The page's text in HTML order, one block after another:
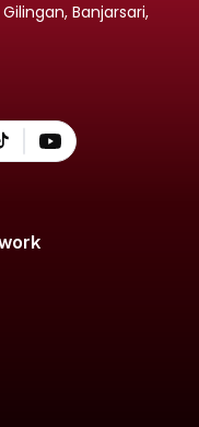
Banjarsari,